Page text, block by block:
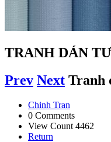
TRANH DÁN
Prev Next Tranh
Chinh Tran
0 Comments
View Count 4462
Return